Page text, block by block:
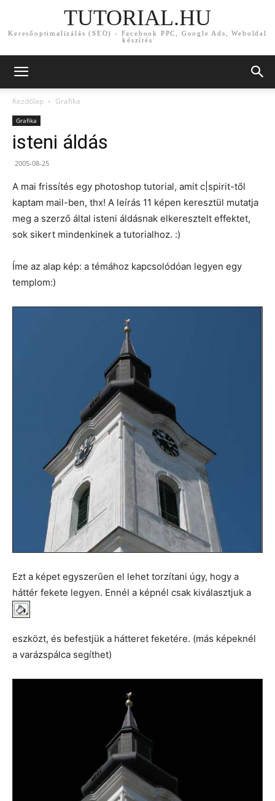
TUTORIAL.HU
Keresőoptimalizálás (SEO) - Facebook PPC, Google Ads, Weboldal
készítés
Kezdőlap Grafika
Grafika
isteni áldás
2005-08-25
A mai frissítés egy photoshop tutorial, amit c|spirit-től
kaptam mail-ben, thx! A leírás 11 képen keresztül mutatja
meg a szerző által isteni áldásnak elkeresztelt effektet,
sok sikert mindenkinek a tutorialhoz. :)
Íme az alap kép: a témához kapcsolódóan legyen egy
templom:)
Ezt a képet egyszerűen el lehet torzítani úgy, hogy a
háttér fekete legyen. Ennél a képnél csak kiválasztjuk a
eszközt, és befestjük a hátteret feketére. (más képeknél
a varázspálca segíthet)